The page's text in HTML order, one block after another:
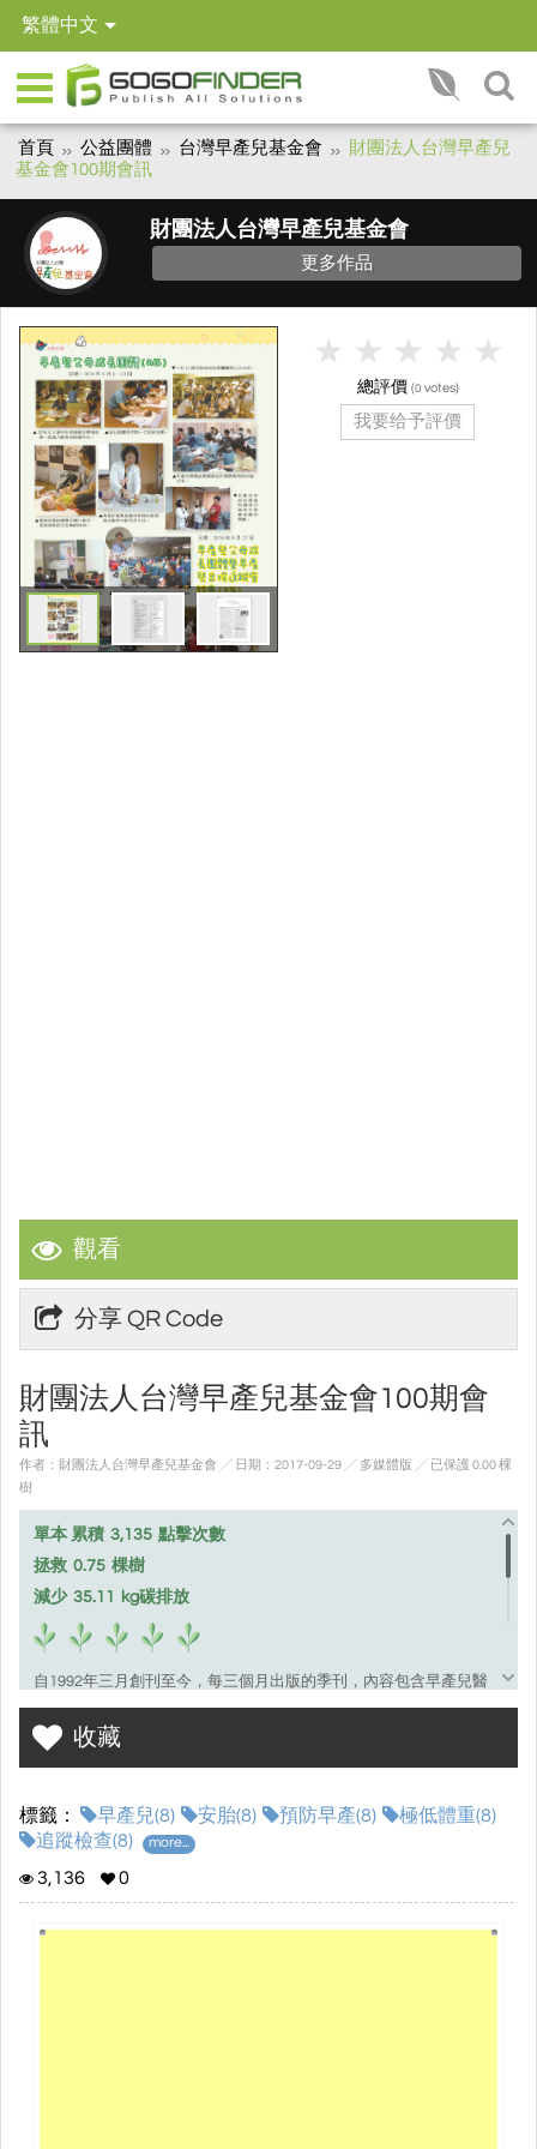
繁體中文
首頁 公益團體 台灣早產兒基金會
財團法人台灣早產兒
基金會100期會訊
財團法人台灣早產兒基金會
更多作品
觀看
分享 QR Code
財團法人台灣早產兒基金會100期會
訊
作者：財團法人台灣早產兒基金會 ╱ 日期：2017-09-29 ╱ 多媒體版 ╱ 已保護 0.00 棵
樹
單本 累積 3,135 點擊次數
拯救 0.75 棵樹
減少 35.11 kg碳排放
自1992年三月創刊至今，每三個月出版的季刊，內容包含早產兒醫
療照護新知、父母心情故事、合約醫院活動及捐款徵信錄等，提供
醫療團隊、家屬及社會大眾免費索閱。
行政諮詢專線﹕02-2511-1608
社區健康中心﹕02-2523-0908
收藏
標籤： 早產兒(8) 安胎(8) 預防早產(8)
極低體重(8)
追蹤檢查(8)
more...
3,136 0
總評價 (0 votes)
我要给予評價